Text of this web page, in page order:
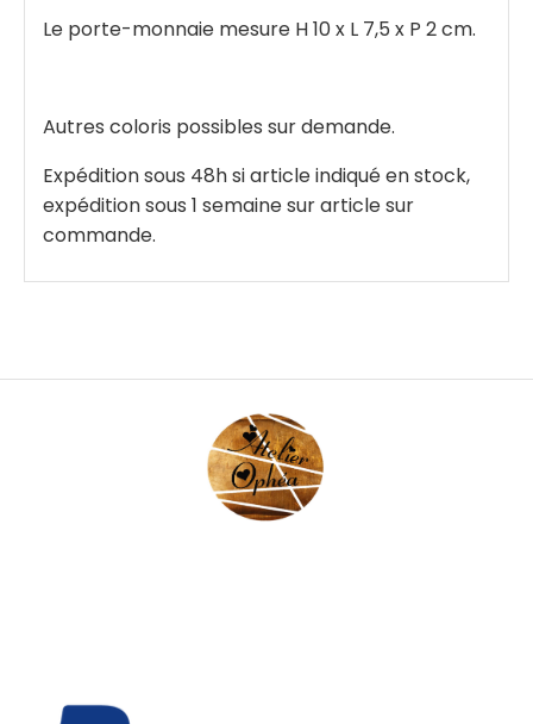
Le porte-monnaie mesure H 10 x L 7,5 x P 2 cm.
Autres coloris possibles sur demande.
Expédition sous 48h si article indiqué en stock,
expédition sous 1 semaine sur article sur
commande.